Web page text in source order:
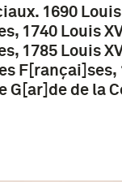
1690
1740 Louis
1785 Louis
F[rançai]ses,
G[ar]de de la